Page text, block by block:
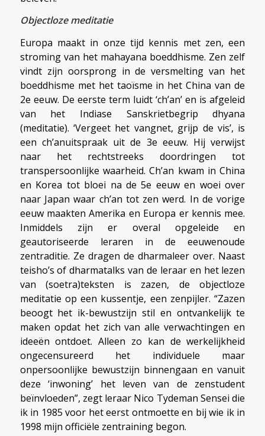
Objectloze meditatie
Europa maakt in onze tijd kennis met zen, een
stroming van het mahayana boeddhisme. Zen zelf
vindt zijn oorsprong in de versmelting van het
boeddhisme met het taoïsme in het China van de
2e eeuw. De eerste term luidt ‘ch’an’ en is afgeleid
van het Indiase Sanskrietbegrip dhyana
(meditatie). ‘Vergeet het vangnet, grijp de vis’, is
een ch’anuitspraak uit de 3e eeuw. Hij verwijst
naar het rechtstreeks doordringen tot
transpersoonlijke waarheid. Ch’an kwam in China
en Korea tot bloei na de 5e eeuw en woei over
naar Japan waar ch’an tot zen werd. In de vorige
eeuw maakten Amerika en Europa er kennis mee.
Inmiddels zijn er overal opgeleide en
geautoriseerde leraren in de eeuwenoude
zentraditie. Ze dragen de dharmaleer over. Naast
teisho’s of dharmatalks van de leraar en het lezen
van (soetra)teksten is zazen, de objectloze
meditatie op een kussentje, een zenpijler. “Zazen
beoogt het ik-bewustzijn stil en ontvankelijk te
maken opdat het zich van alle verwachtingen en
ideeën ontdoet. Alleen zo kan de werkelijkheid
ongecensureerd het individuele maar
onpersoonlijke bewustzijn binnengaan en vanuit
deze ‘inwoning’ het leven van de zenstudent
beïnvloeden”, zegt leraar Nico Tydeman Sensei die
ik in 1985 voor het eerst ontmoette en bij wie ik in
1998 mijn officiële zentraining begon.